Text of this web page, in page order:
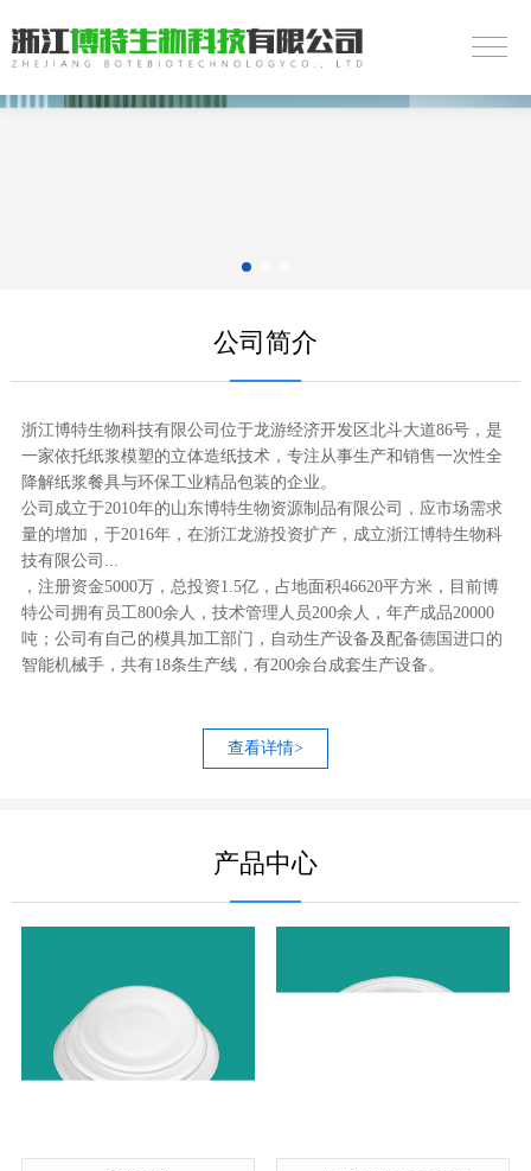
公司简介
浙江博特生物科技有限公司位于龙游经济开发区北斗大道86号，是
一家依托纸浆模塑的立体造纸技术，专注从事生产和销售一次性全
降解纸浆餐具与环保工业精品包装的企业。
公司成立于2010年的山东博特生物资源制品有限公司，应市场需求
量的增加，于2016年，在浙江龙游投资扩产，成立浙江博特生物科
技有限公司...
，注册资金5000万，总投资1.5亿，占地面积46620平方米，目前博
特公司拥有员工800余人，技术管理人员200余人，年产成品20000
吨；公司有自己的模具加工部门，自动生产设备及配备德国进口的
智能机械手，共有18条生产线，有200余台成套生产设备。
查看详情>
产品中心